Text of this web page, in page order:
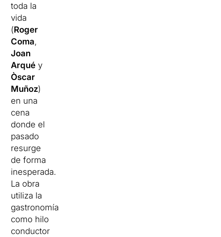
toda la
vida
(Roger
Coma,
Joan
Arqué y
Òscar
Muñoz)
en una
cena
donde el
pasado
resurge
de forma
inesperada.
La obra
utiliza la
gastronomía
como hilo
conductor